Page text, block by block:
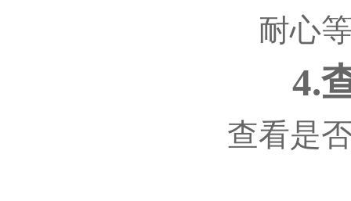
耐心
4.
查看是